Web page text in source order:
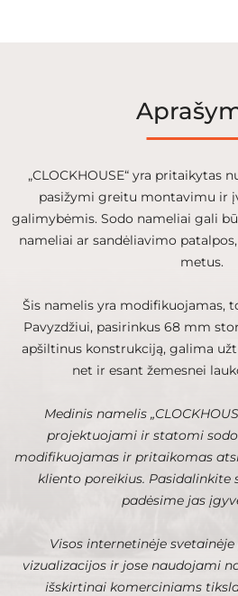
„CLOCKHOUSE“ yra pritaikytas
pasižymi greitu montavimu ir
galimybėmis. Sodo nameliai gali
nameliai ar sandėliavimo
metus.
Šis namelis yra modifikuojamas,
Pavyzdžiui, pasirinkus 68 mm
apšiltinus konstrukciją, galima
net ir esant žemesnei
Medinis namelis
projektuojami ir statomi
modifikuojamas ir pritaikomas
kliento poreikius. Pasidalinkite
padėsime jas
Visos internetinėje
vizualizacijos ir jose naudojami
išskirtinai komerciniams